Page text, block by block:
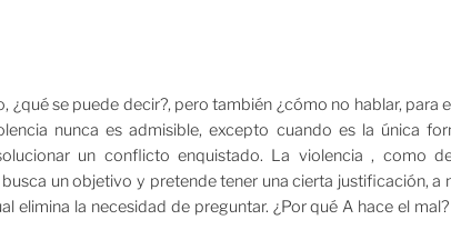
¿qué se puede decir?, pero también ¿cómo no hablar, para
nunca es admisible, excepto cuando es la única
un conflicto enquistado. La violencia , como
un objetivo y pretende tener una cierta justificación, a
elimina la necesidad de preguntar. ¿Por qué A hace el